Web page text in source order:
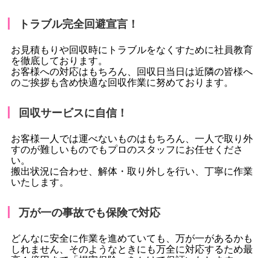
トラブル完全回避宣言！
お見積もりや回収時にトラブルをなくすために社員教育
を徹底しております。
お客様への対応はもちろん、回収日当日は近隣の皆様へ
のご挨拶も含め快適な回収作業に努めております。
回収サービスに自信！
お客様一人では運べないものはもちろん、一人で取り外
すのが難しいものでもプロのスタッフにお任せくださ
い。
搬出状況に合わせ、解体・取り外しを行い、丁寧に作業
いたします。
万が一の事故でも保険で対応
どんなに安全に作業を進めていても、万が一があるかも
しれません、そのようなときにも万全に対応するため最